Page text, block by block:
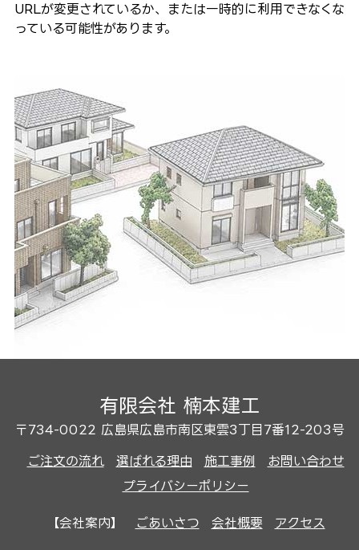
URLが変更されているか、または一時的に利用できなくな
っている可能性があります。
有限会社 楠本建工
〒734-0022 広島県広島市南区東雲3丁目7番12-203号
ご注文の流れ 選ばれる理由 施工事例
お問い合わせ
プライバシーポリシー
【会社案内】 ごあいさつ 会社概要 アクセス